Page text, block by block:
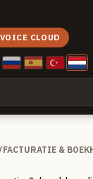
CLOUD
/FACTURATIE &